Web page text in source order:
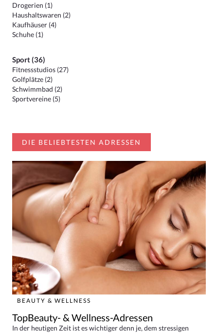
Drogerien (1)
Haushaltswaren (2)
Kaufhäuser (4)
Schuhe (1)
Sport (36)
Fitnessstudios (27)
Golfplätze (2)
Schwimmbad (2)
Sportvereine (5)
DIE BELIEBTESTEN ADRESSEN
BEAUTY & WELLNESS
TopBeauty- & Wellness-Adressen
In der heutigen Zeit ist es wichtiger denn je, dem stressigen